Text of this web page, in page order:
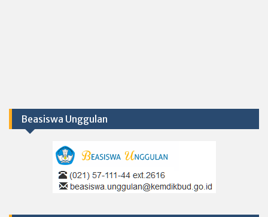
Beasiswa Unggulan